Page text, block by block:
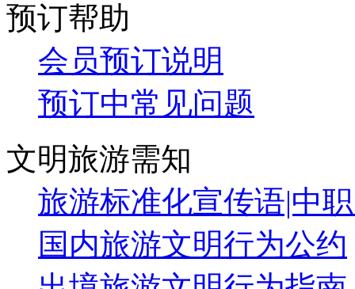
预订帮助
会员预订说明
预订中常见问题
文明旅游需知
旅游标准化宣传语|中
国内旅游文明行为公约